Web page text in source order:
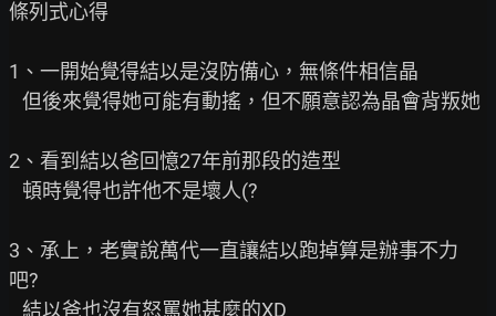
條列式心得
1、一開始覺得結以是沒防備心，無條件相信晶
2、看到結以爸回憶27年前那段的造型
3、承上，老實說萬代一直讓結以跑掉算是辦事不力
吧?